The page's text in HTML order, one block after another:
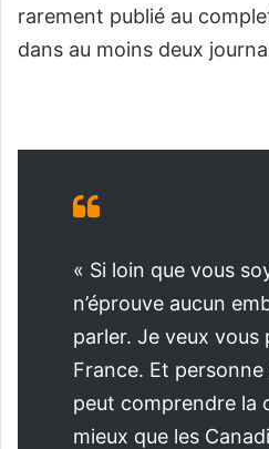
rarement publié au
dans au moins deux
« Si loin que vous
n’éprouve aucun
parler. Je veux vous
France. Et
peut comprendre la
mieux que les